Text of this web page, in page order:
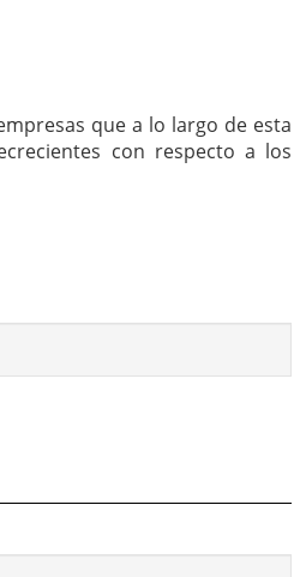
que a lo largo de esta
con respecto a los